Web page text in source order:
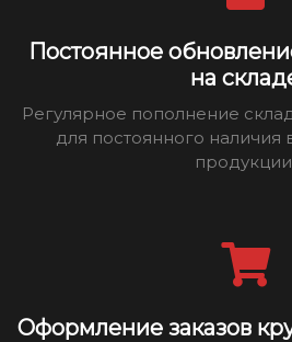
Постоянное
на
Регулярное пополнение
для постоянного наличия
Оформление заказов